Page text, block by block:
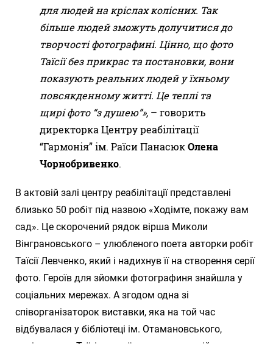
для людей на кріслах колісних. Так
більше людей зможуть долучитися до
творчості фотографині. Цінно, що фото
Таїсії без прикрас та постановки, вони
показують реальних людей у їхньому
повсякденному житті. Це теплі та
щирі фото “з душею”», – говорить
директорка Центру реабілітації
“Гармонія” ім. Раїси ПанасюкОлена
Чорнобривенко.
В актовій залі центру реабілітації представлені
близько 50 робіт під назвою «Ходімте, покажу вам
сад». Це скорочений рядок вірша Миколи
Вінграновського – улюбленого поета авторки робіт
Таїсії Левченко, який і надихнув її на створення серії
фото. Героїв для зйомки фотографиня знайшла у
соціальних мережах. А згодом одна зі
співорганізаторок виставки, яка на той час
відбувалася у бібліотеці ім. Отамановського,